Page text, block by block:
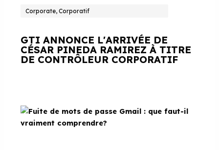
Corporate, Corporatif
GTI ANNONCE L'ARRIVÉE DE
CÉSAR PINEDA RAMIREZ À TITRE
DE CONTRÔLEUR CORPORATIF